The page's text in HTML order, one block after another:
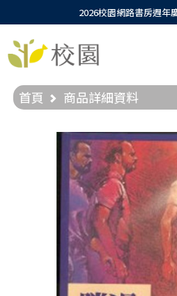
2026校園網路書房週年
首頁 商品詳細資料